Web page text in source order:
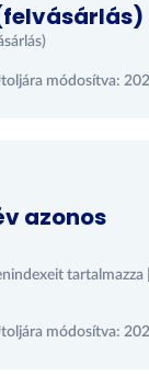
módosítva:
azonos
tartalmazza
módosítva: